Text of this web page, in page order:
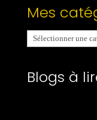
Mes
Mes
catégories
Blogs à